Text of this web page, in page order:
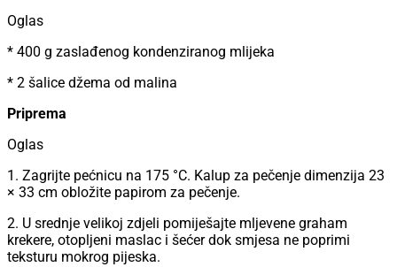
Oglas
* 400 g zaslađenog kondenziranog mlijeka
* 2 šalice džema od malina
Priprema
Oglas
1. Zagrijte pećnicu na 175 °C. Kalup za pečenje dimenzija 23
× 33 cm obložite papirom za pečenje.
2. U srednje velikoj zdjeli pomiješajte mljevene graham
krekere, otopljeni maslac i šećer dok smjesa ne poprimi
teksturu mokrog pijeska.